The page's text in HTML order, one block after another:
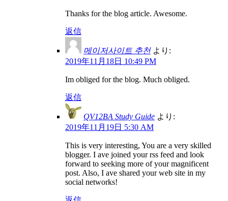
Thanks for the blog article. Awesome.
返信
메이저사이트 추천 より:
2019年11月18日 10:49 PM
Im obliged for the blog. Much obliged.
返信
QV12BA Study Guide より:
2019年11月19日 5:30 AM
This is very interesting, You are a very skilled
blogger. I ave joined your rss feed and look
forward to seeking more of your magnificent
post. Also, I ave shared your web site in my
social networks!